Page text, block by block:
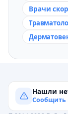
Врачи
Нашли